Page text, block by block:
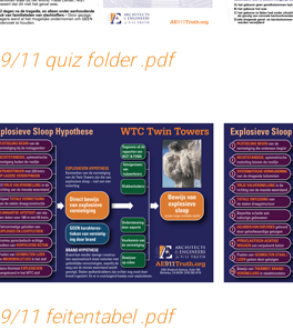
9/11 quiz folder .pdf
9/11 feitentabel .pdf